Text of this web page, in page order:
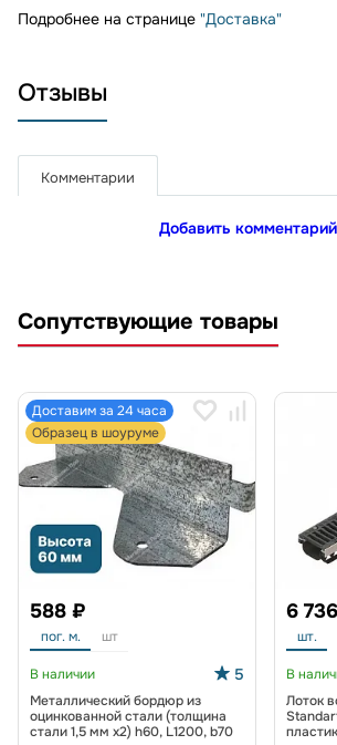
Подробнее на странице "Доставка"
Отзывы
Комментарии
Добавить комментарий
Сопутствующие товары
Доставим за 24 часа
Образец в шоуруме
588 ₽
пог. м. шт
В наличии 5
Металлический бордюр из
оцинкованной стали (толщина
стали 1,5 мм x2) h60, L1200, b70
6
шт.
В
Лоток